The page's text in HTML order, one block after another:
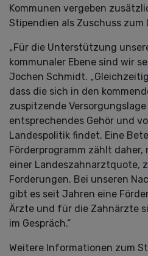
Kommunen vergeben
Stipendien als Zuschuss
„Für die Unterstützung
kommunaler Ebene sind wir
Jochen Schmidt.
dass die sich in den
zuspitzende
entsprechendes Gehör und
Landespolitik findet. Eine
Förderprogramm zählt
einer Landeszahnarztquote,
Forderungen. Bei unseren
gibt es seit Jahren eine
Ärzte und für die Zahnärzte
im Gespräch.“
Weitere Informationen zum